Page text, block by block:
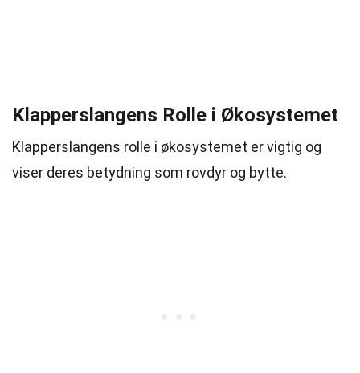
Klapperslangens Rolle i Økosystemet
Klapperslangens rolle i økosystemet er vigtig og
viser deres betydning som rovdyr og bytte.